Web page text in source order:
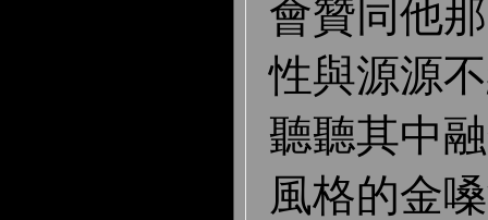
會贊同他
性與源源
聽聽其中
風格的金